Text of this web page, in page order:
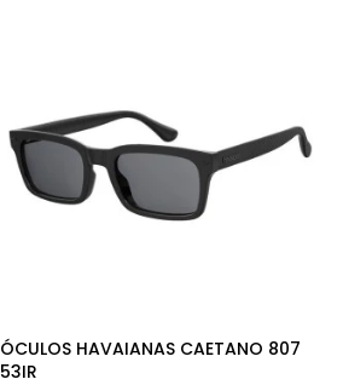
ÓCULOS HAVAIANAS CAETANO 807
53IR